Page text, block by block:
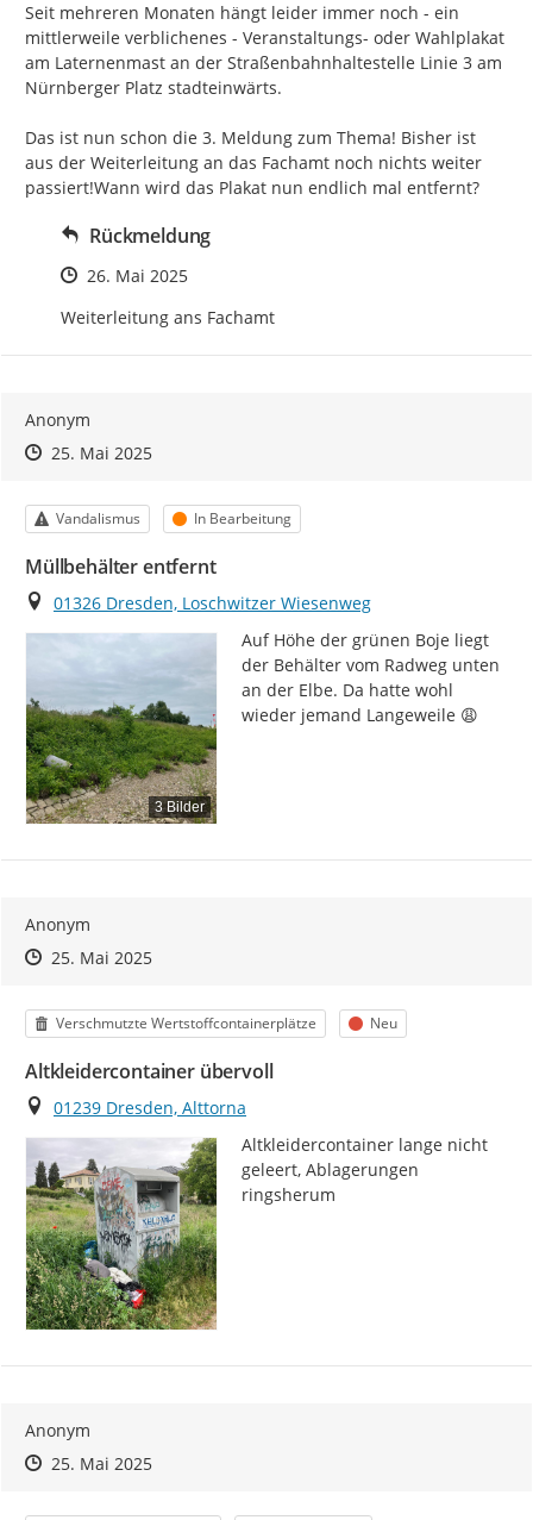
Seit mehreren Monaten hängt leider immer noch - ein
mittlerweile verblichenes - Veranstaltungs- oder Wahlplakat
am Laternenmast an der Straßenbahnhaltestelle Linie 3 am
Nürnberger Platz stadteinwärts.
Das ist nun schon die 3. Meldung zum Thema! Bisher ist
aus der Weiterleitung an das Fachamt noch nichts weiter
passiert!Wann wird das Plakat nun endlich mal entfernt?
Rückmeldung
Zeitpunkt des Erstellens
26. Mai 2025
Weiterleitung ans Fachamt
Anonym
Zeitpunkt des Erstellens
Zeitpunkt des Erstellens
25. Mai 2025Zur Äußerung
Kategorie
Vandalismus Status
In Bearbeitung
Müllbehälter entfernt
Ort
01326 Dresden, Loschwitzer Wiesenweg
3 Bilder
Auf Höhe der grünen Boje liegt
der Behälter vom Radweg unten
an der Elbe. Da hatte wohl
wieder jemand Langeweile 😩
Anonym
Zeitpunkt des Erstellens
Zeitpunkt des Erstellens
25. Mai 2025Zur Äußerung
Kategorie
Verschmutzte Wertstoffcontainerplätze Status
Neu
Altkleidercontainer übervoll
Ort
01239 Dresden, Alttorna
Altkleidercontainer lange nicht
geleert, Ablagerungen
ringsherum
Anonym
Zeitpunkt des Erstellens
Zeitpunkt des Erstellens
25. Mai 2025Zur Äußerung